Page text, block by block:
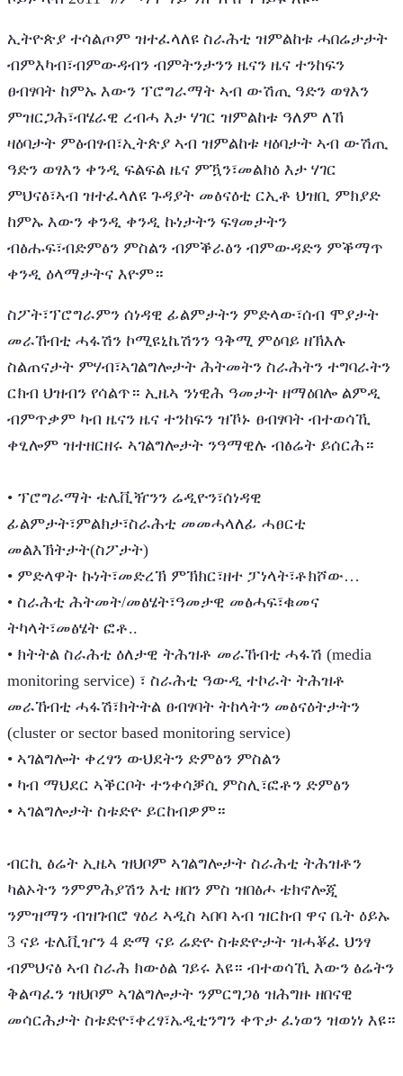
ኢትዮጵያ ተሳልጦም ዝተፈላለዩ ስራሕቲ ዝምልከቱ ሓበሬታታት
ብምእካብ፣ብምውዳብን ብምትንታንን ዜናን ዜና ተንከፍን
ፀብፃባት ከምኡ እውን ፕሮግራማት ኣብ ውሽጢ ዓድን ወፃእን
ምዝርጋሕ፣ብሄራዊ ረብሓ እታ ሃገር ዝምልከቱ ዓለም ለኸ
ዛዕባታት ምፅብፃብ፣ኢትጵያ ኣብ ዝምልከቱ ዛዕባታት ኣብ ውሽጢ
ዓድን ወፃእን ቀንዲ ፍልፍል ዜና ምዃን፣መልክዕ እታ ሃገር
ምህናፅ፣ኣብ ዝተፈላለዩ ጉዳያት መፅናዕቲ ርኢቶ ህዝቢ ምክያድ
ከምኡ እውን ቀንዲ ቀንዲ ኩነታትን ፍፃመታትን
ብፅሑፍ፣ብድምፅን ምስልን ብምቕራፅን ብምውዳድን ምቕማጥ
ቀንዲ ዕላማታትና እዮም።
ስፖት፣ፕሮግራምን ሰነዳዊ ፊልምታትን ምድላው፣ሰብ ሞያታት
መራኸብቲ ሓፋሽን ኮሚዩኒኬሽንን ዓቅሚ ምዕባይ ዘኽእሉ
ስልጠናታት ምሃብ፣ኣገልግሎታት ሕትመትን ስራሕትን ተግባራትን
ርክብ ህዝብን የሳልጥ። ኢዜኣ ንነዊሕ ዓመታት ዘማዕበሎ ልምዲ
ብምጥቃም ካብ ዜናን ዜና ተንከፍን ዝኾኑ ፀብፃባት ብተወሳኺ
ቀፂሎም ዝተዘርዘሩ ኣገልግሎታት ንዓማዊሉ ብፅሬት ይሰርሕ።
• ፕሮግራማት ቴሌቪዥንን ሬዲዮን፣ሰነዳዊ
ፊልምታት፣ምልክታ፣ስራሕቲ መመሓላለፊ ሓፀርቲ
መልእኽትታት(ስፖታት)
• ምድላዋት ኩነት፣መድረኽ ምኽክር፣ዘተ ፓነላት፣ቶክሾው…
• ስራሕቲ ሕትመት/መፅሄት፣ዓመታዊ መፅሓፍ፣ቁመና
ትካላት፣መፅሄት ፎቶ..
• ክትትል ስራሕቲ ዕለታዊ ትሕዝቶ መራኸብቲ ሓፋሽ (media
monitoring service) ፣ ስራሕቲ ዓውዲ ተኮራት ትሕዝቶ
መራኸብቲ ሓፋሽ፣ክትትል ፀብፃባት ትከላትን መፅናዕትታትን
(cluster or sector based monitoring service)
• ኣገልግሎት ቀረፃን ውህደትን ድምፅን ምስልን
• ካብ ማህደር ኣቕርቦት ተንቀሳቓሲ ምስሊ፣ፎቶን ድምፅን
• ኣገልግሎታት ስቱድዮ ይርከብዎም።
ብርኪ ፅሬት ኢዜኣ ዝህቦም ኣገልግሎታት ስራሕቲ ትሕዝቶን
ካልኦትን ንምምሕያሽን እቲ ዘበን ምስ ዝበፅሖ ቴክኖሎጂ
ንምዝማን ብዝገብሮ ፃዕሪ ኣዲስ ኣበባ ኣብ ዝርከብ ዋና ቤት ዕይኡ
3 ናይ ቴሌቪዠን 4 ድማ ናይ ሬድዮ ስቱድዮታት ዝሓቖፈ ህንፃ
ብምህናፅ ኣብ ስራሕ ክውዕል ገይሩ እዩ። ብተወሳኺ እውን ፅሬትን
ቅልጣፈን ዝህቦም ኣገልግሎታት ንምርግጋፅ ዝሕግዙ ዘበናዊ
መሳርሕታት ስቱድዮ፣ቀረፃ፣ኤዲቲንግን ቀጥታ ፈነወን ዝወነነ እዩ።